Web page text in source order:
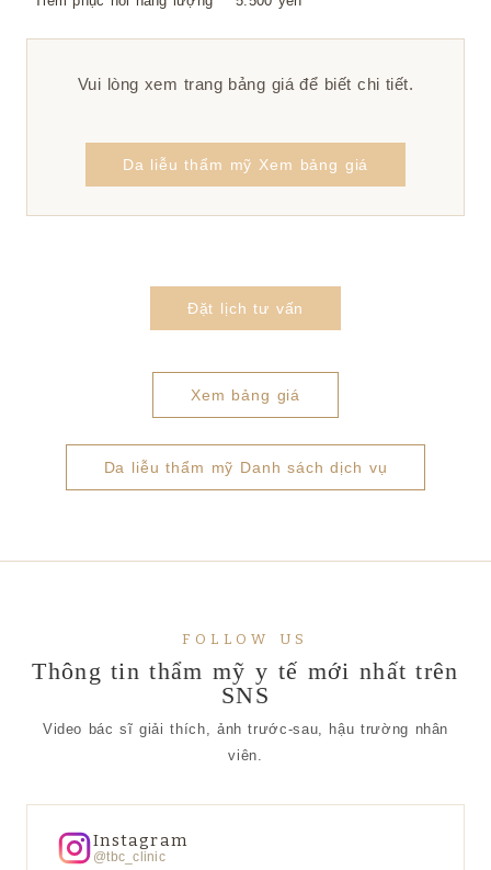
Vui lòng xem trang bảng giá để biết chi tiết.
Da liễu thẩm mỹ Xem bảng giá
Đặt lịch tư vấn
Xem bảng giá
Da liễu thẩm mỹ Danh sách dịch vụ
FOLLOW US
Thông tin thẩm mỹ y tế mới nhất trên
SNS
Video bác sĩ giải thích, ảnh trước-sau, hậu trường nhân
viên.
Instagram
@tbc_clinic